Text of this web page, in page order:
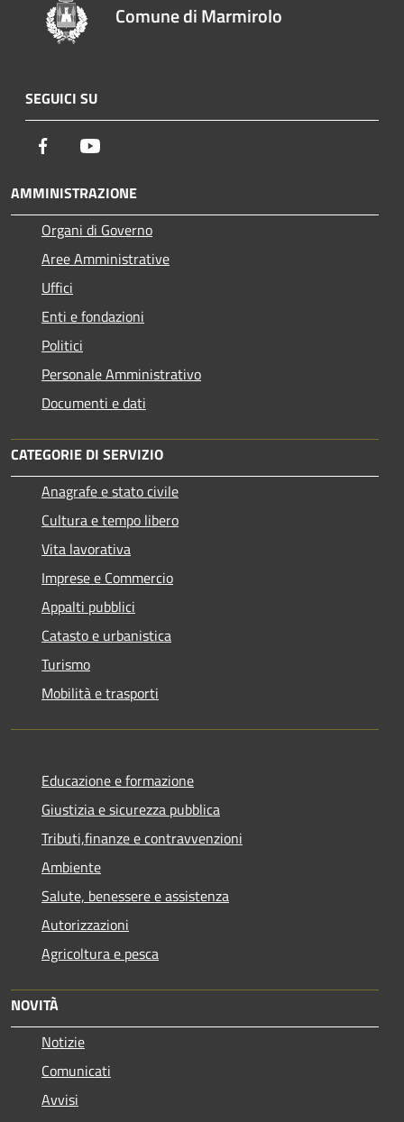
Comune di Marmirolo
SEGUICI SU
Facebook
AMMINISTRAZIONE
Organi di Governo
Aree Amministrative
Uffici
Enti e fondazioni
Politici
Personale Amministrativo
Documenti e dati
CATEGORIE DI SERVIZIO
Anagrafe e stato civile
Cultura e tempo libero
Vita lavorativa
Imprese e Commercio
Appalti pubblici
Catasto e urbanistica
Turismo
Mobilità e trasporti
Educazione e formazione
Giustizia e sicurezza pubblica
Tributi,finanze e contravvenzioni
Ambiente
Salute, benessere e assistenza
Autorizzazioni
Agricoltura e pesca
NOVITÀ
Notizie
Comunicati
Avvisi